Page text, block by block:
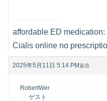
affordable ED medication:
Cialis online no
2025年5月11日 5:14 PM返信
RobertWer
ゲスト